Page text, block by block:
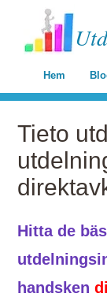
Hem
Tieto
Hitta de
handsken